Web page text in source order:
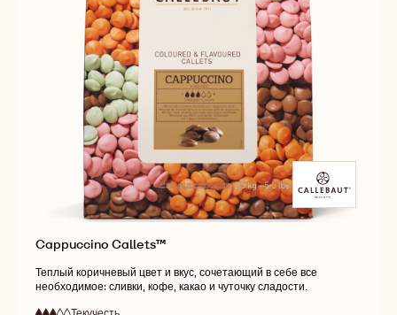
Cappuccino Callets™
Теплый коричневый цвет и вкус, сочетающий в себе все
необходимое: сливки, кофе, какао и чуточку сладости.